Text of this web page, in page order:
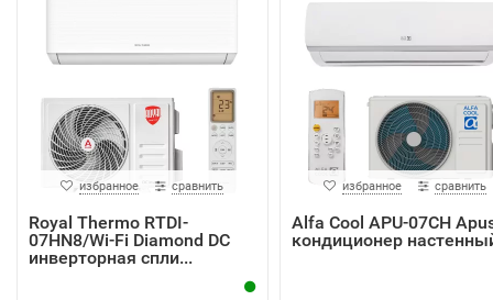
избранное сравнить
Royal Thermo RTDI-
07HN8/Wi-Fi Diamond DC
инверторная спли...
избранное сравнить
Alfa Cool APU-07CH
кондиционер